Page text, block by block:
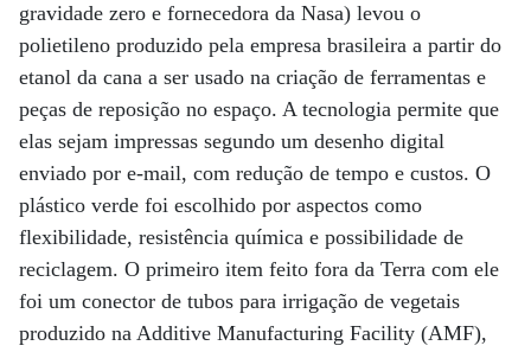
gravidade zero e fornecedora da Nasa) levou o
polietileno produzido pela empresa brasileira a partir do
etanol da cana a ser usado na criação de ferramentas e
peças de reposição no espaço. A tecnologia permite que
elas sejam impressas segundo um desenho digital
enviado por e-mail, com redução de tempo e custos. O
plástico verde foi escolhido por aspectos como
flexibilidade, resistência química e possibilidade de
reciclagem. O primeiro item feito fora da Terra com ele
foi um conector de tubos para irrigação de vegetais
produzido na Additive Manufacturing Facility (AMF),